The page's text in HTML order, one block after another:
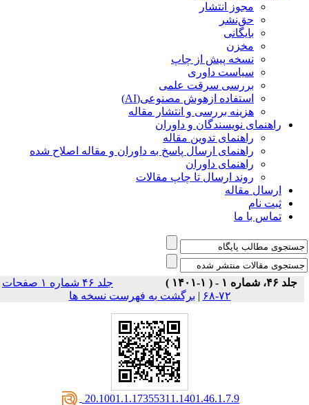
مجوز انتشار
حق‌نشر
بایگانی
مخزن
نسخه پیش از چاپ
سیاست داوری
بررسی سرقت علمی
استفاده ازهوش مصنوعی(AI)
هزینه بررسی و انتشار مقاله
راهنمای نویسندگان و داوران
راهنمای تدوین مقاله
راهنمای ارسال پاسخ به داوران و مقاله اصلاح شده
راهنمای داوران
روند ارسال تا چاپ مقالات
ارسال مقاله
ثبت نام
تماس با ما
جلد ۴۶، شماره ۱ - ( ۱-۱۴۰۱ )
جلد ۴۶ شماره ۱ صفحات
۷۲-۶۸
| برگشت به فهرست نسخه ها
‎ 20.1001.1.17355311.1401.46.1.7.9